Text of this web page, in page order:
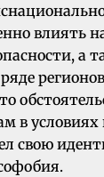
влиять
а
ряде
в условиях
свою